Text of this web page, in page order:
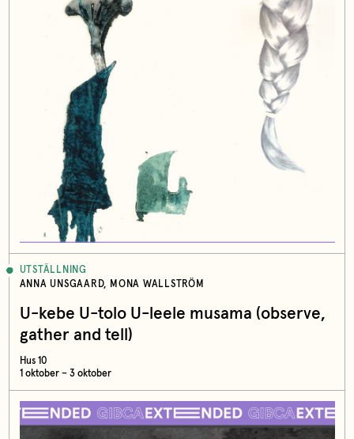
UTSTÄLLNING
ANNA UNSGAARD, MONA WALLSTRÖM
U-kebe U-tolo U-leele musama (observe,
gather and tell)
Hus 10
1 oktober – 3 oktober